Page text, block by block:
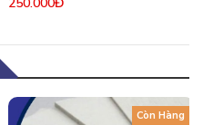
Còn Hàng